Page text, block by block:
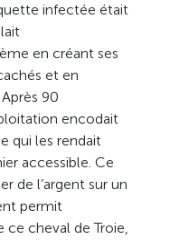
infectée était
en créant ses
et en
90
encodait
qui les rendait
accessible. Ce
de l’argent sur un
permit
ce cheval de Troie,